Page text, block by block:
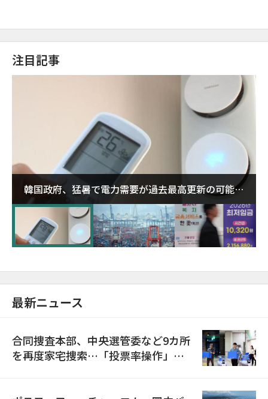
注目記事
韓国政府、猛暑で電力需要が過去最高更新の可能性
に需給対応体制を点検
最新ニュース
合同捜査本部、中央選管委など9カ所
を再度家宅捜索…「投票率操作」の